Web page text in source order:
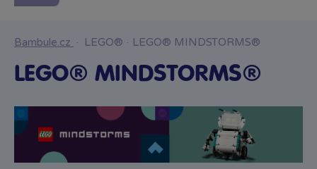
Baby Značky
Bambule.cz · LEGO® · LEGO® MINDSTORMS®
LEGO® MINDSTORMS®